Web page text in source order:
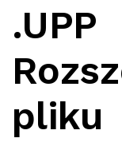
.UPP
pliku